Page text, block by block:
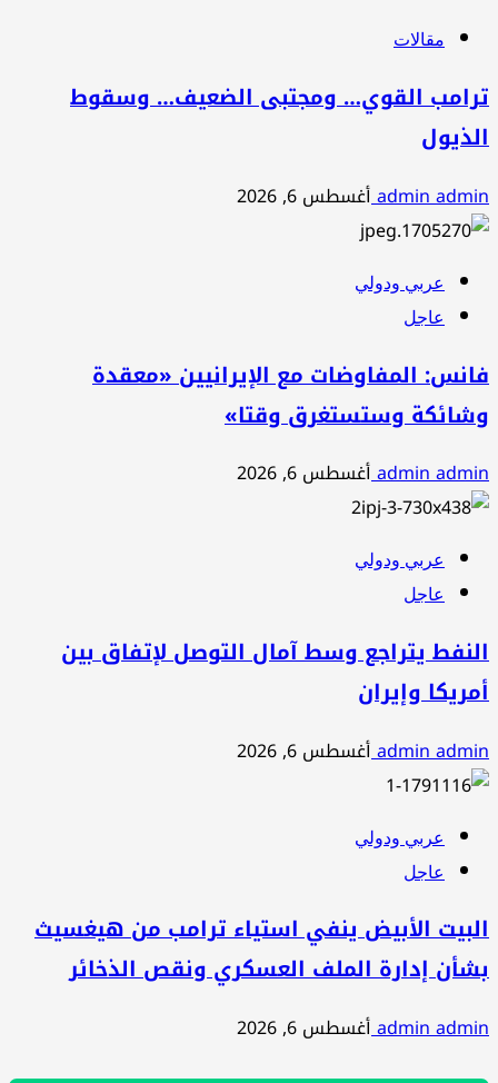
مقالات
ترامب القوي… ومجتبى الضعيف… وسقوط
الذيول
admin adminأغسطس 6, 2026
عربي ودولي
عاجل
فانس: المفاوضات مع الإيرانيين «معقدة
وشائكة وستستغرق وقتا»
admin adminأغسطس 6, 2026
عربي ودولي
عاجل
النفط يتراجع وسط آمال التوصل لإتفاق بين
أمريكا وإيران
admin adminأغسطس 6, 2026
عربي ودولي
عاجل
البيت الأبيض ينفي استياء ترامب من هيغسيث
بشأن إدارة الملف العسكري ونقص الذخائر
admin adminأغسطس 6, 2026